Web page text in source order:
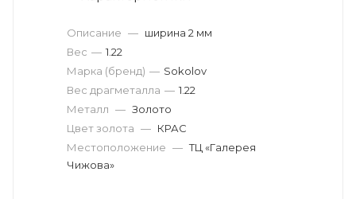
Описание — ширина 2 мм
Вес драгметалла — 1.22
Марка (бренд) — Sokolov
Вес — 1.22
Металл — Золото
Цвет золота — КРАС
Местоположение — ТЦ «Галерея
Чижова»